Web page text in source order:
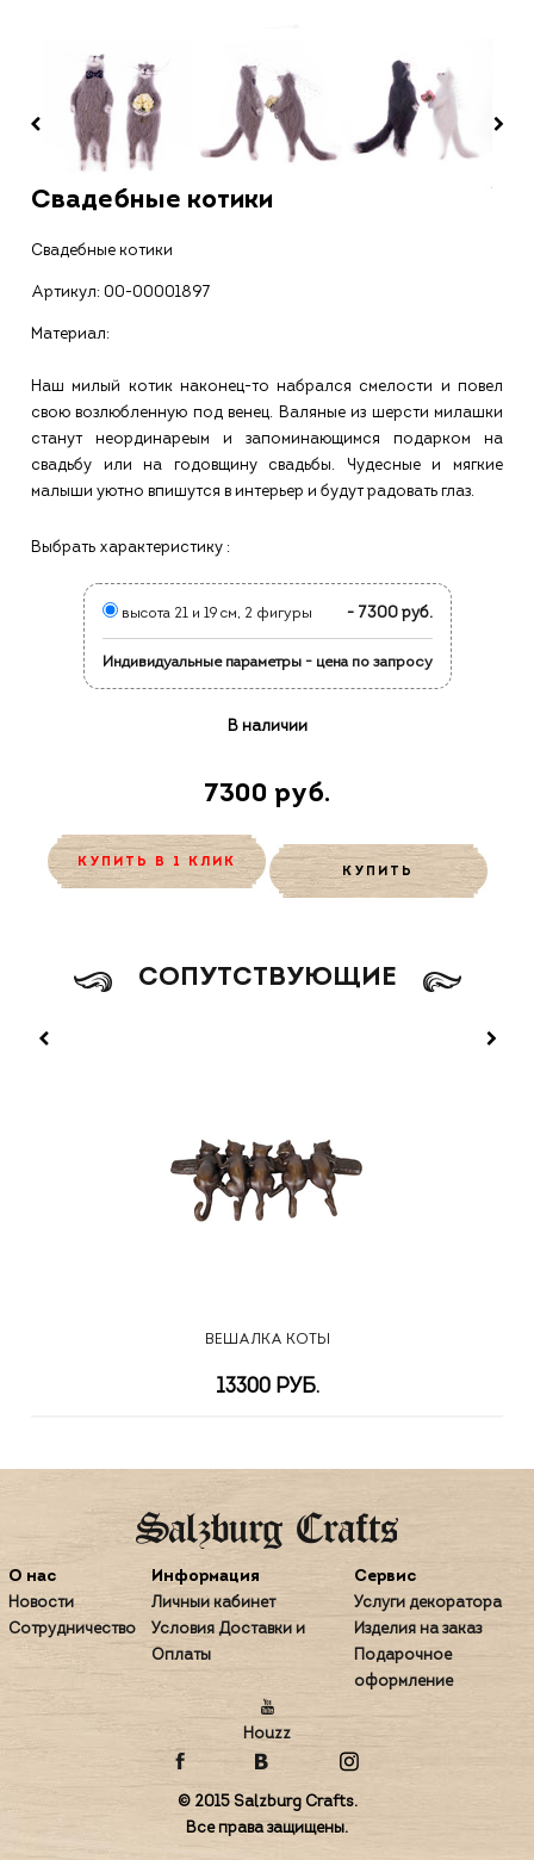
Свадебные котики
Свадебные котики
Артикул: 00-00001897
Материал:
Наш милый котик наконец-то набрался смелости и повел
свою возлюбленную под венец. Валяные из шерсти милашки
станут неординареым и запоминающимся подарком на
свадьбу или на годовщину свадьбы. Чудесные и мягкие
малыши уютно впишутся в интерьер и будут радовать глаз.
Выбрать характеристику :
высота 21 и 19 см, 2 фигуры - 7300 руб.
Индивидуальные параметры - цена по запросу
В наличии
7300 руб.
КУПИТЬ В 1 КЛИК
КУПИТЬ
CОПУТСТВУЮЩИЕ
ВЕШАЛКА КОТЫ
13300 РУБ.
О нас
Новости
Сотрудничество
Информация
Личный кабинет
Условия Доставки и
Оплаты
Сервис
Услуги декоратора
Изделия на заказ
Подарочное
оформление
Houzz
© 2015 Salzburg Crafts.
Все права защищены.